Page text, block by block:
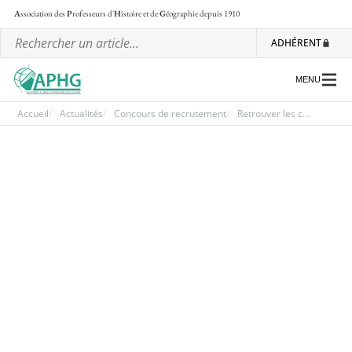
Association desProfesseurs d'Histoire et deGéographiedepuis 1910
ADHÉRENT
MENU
Accueil Actualités Concours de recrutement Retrouver les c...